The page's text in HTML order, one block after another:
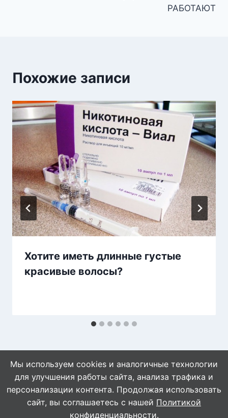
РАБОТАЮТ
Похожие записи
Хотите иметь длинные густые
красивые волосы?
© 2026 Naget.Ru
Мы используем cookies и аналогичные технологии
для улучшения работы сайта, анализа трафика и
персонализации контента. Продолжая использовать
сайт, вы соглашаетесь с нашей Политикой
конфиденциальности.